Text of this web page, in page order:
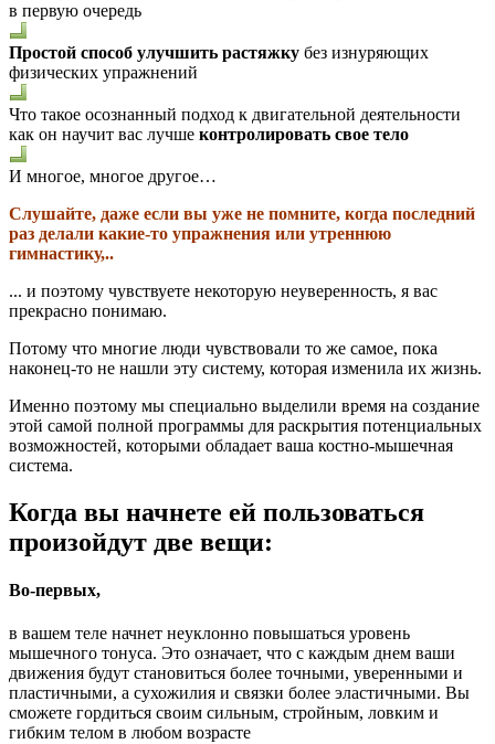
в первую очередь
Простой способ улучшить растяжку без изнуряющих
физических упражнений
Что такое осознанный подход к двигательной деятельности
как он научит вас лучше контролировать свое тело
И многое, многое другое…
Слушайте, даже если вы уже не помните, когда последний
раз делали какие-то упражнения или утреннюю
гимнастику,..
... и поэтому чувствуете некоторую неуверенность, я вас
прекрасно понимаю.
Потому что многие люди чувствовали то же самое, пока
наконец-то не нашли эту систему, которая изменила их жизнь.
Именно поэтому мы специально выделили время на создание
этой самой полной программы для раскрытия потенциальных
возможностей, которыми обладает ваша костно-мышечная
система.
Когда вы начнете ей пользоваться
произойдут две вещи:
Во-первых,
в вашем теле начнет неуклонно повышаться уровень
мышечного тонуса. Это означает, что с каждым днем ваши
движения будут становиться более точными, уверенными и
пластичными, а сухожилия и связки более эластичными. Вы
сможете гордиться своим сильным, стройным, ловким и
гибким телом в любом возрасте